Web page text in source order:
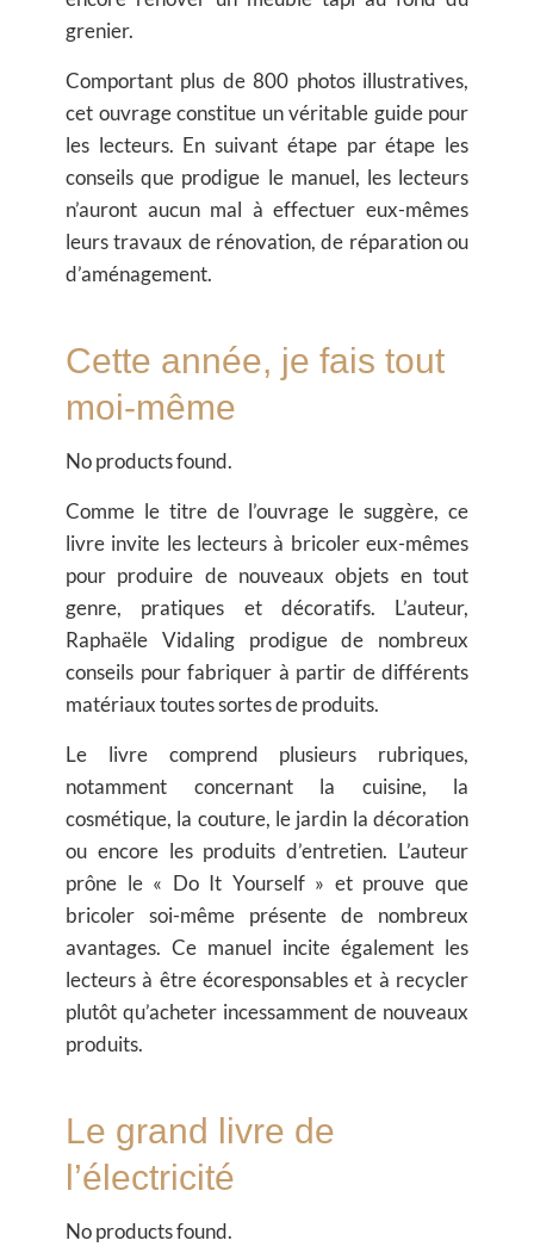
grenier.
Comportant plus de 800 photos illustratives,
cet ouvrage constitue un véritable guide pour
les lecteurs. En suivant étape par étape les
conseils que prodigue le manuel, les lecteurs
n’auront aucun mal à effectuer eux-mêmes
leurs travaux de rénovation, de réparation ou
d’aménagement.
Cette année, je fais tout
moi-même
No products found.
Comme le titre de l’ouvrage le suggère, ce
livre invite les lecteurs à bricoler eux-mêmes
pour produire de nouveaux objets en tout
genre, pratiques et décoratifs. L’auteur,
Raphaële Vidaling prodigue de nombreux
conseils pour fabriquer à partir de différents
matériaux toutes sortes de produits.
Le livre comprend plusieurs rubriques,
notamment concernant la cuisine, la
cosmétique, la couture, le jardin la décoration
ou encore les produits d’entretien. L’auteur
prône le « Do It Yourself » et prouve que
bricoler soi-même présente de nombreux
avantages. Ce manuel incite également les
lecteurs à être écoresponsables et à recycler
plutôt qu’acheter incessamment de nouveaux
produits.
Le grand livre de
l’électricité
No products found.